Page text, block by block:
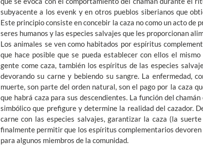
subyacente a los evenk y en otros pueblos siberianos que
Este principio consiste en concebir la caza no como un acto de
seres humanos y las especies salvajes que les proporcionan
Los animales se ven como habitados por espíritus
que hace posible que se pueda establecer con ellos el
gente come caza, también los espíritus de las especies
devorando su carne y bebiendo su sangre. La enfermedad,
muerte, son parte del orden natural, son el pago por la caza
que habrá caza para sus descendientes. La función del
simbólico que prefigure y determine la realidad del cazador.
carne con las especies salvajes, garantizar la caza (la
finalmente permitir que los espíritus complementarios devoren
para algunos miembros de la comunidad.